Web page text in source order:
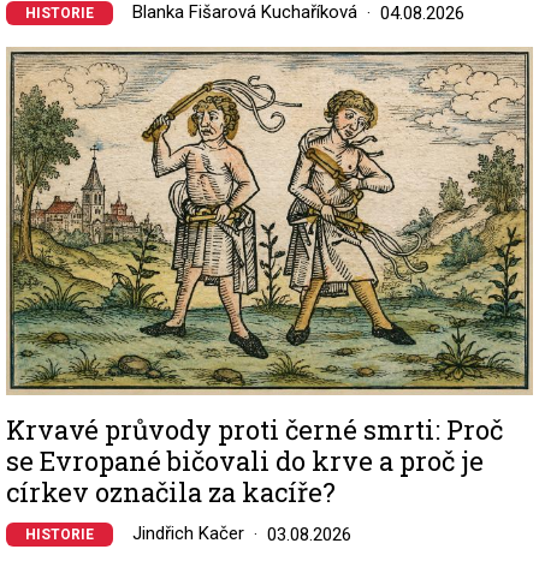
HISTORIE Blanka Fišarová Kuchaříková 04.08.2026
Image
Krvavé průvody proti černé smrti: Proč
se Evropané bičovali do krve a proč je
církev označila za kacíře?
HISTORIE Jindřich Kačer 03.08.2026